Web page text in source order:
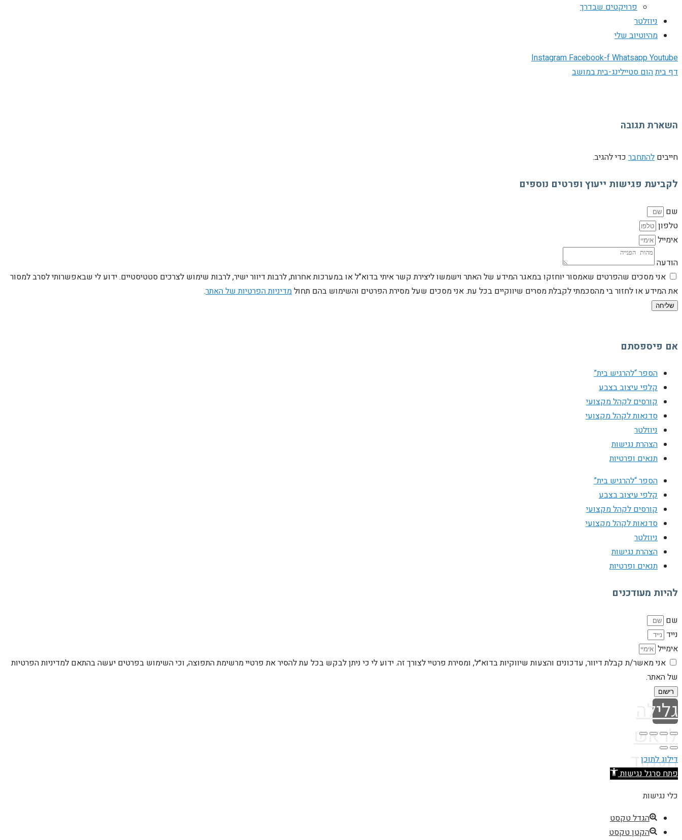
פרויקטים שבדרך
ניוזלטר
מהיוטיוב שלי
InstagramFacebook-fWhatsappYoutube
דף ביתהום סטיילינג-בית במושב
השארת תגובה
חייבים להתחבר כדי להגיב.
לקביעת פגישות ייעוץ ופרטים נוספים
שם
טלפון
אימייל
הודעה
אני מסכים שהפרטים שאמסור יוחזקו במאגר המידע של האתר וישמשו ליצירת קשר איתי בדוא"ל או במערכות אחרות, לרבות דיוור ישיר, לרבות שימוש לצרכים סטטיסטיים. ידוע לי שבאפשרותי לסרב למסור
את המידע או לחזור בי מהסכמתי לקבלת מסרים שיווקיים בכל עת. אני מסכים שעל מסירת הפרטים והשימוש בהם תחולמדיניות הפרטיות של האתר.
שליחה
אם פיספסתם
הספר “להרגיש בית”
קלפי עיצוב בצבע
קורסים לקהל מקצועי
סדנאות לקהל מקצועי
ניוזלטר
הצהרת נגישות
תנאים ופרטיות
הספר “להרגיש בית”
קלפי עיצוב בצבע
קורסים לקהל מקצועי
סדנאות לקהל מקצועי
ניוזלטר
הצהרת נגישות
תנאים ופרטיות
להיות מעודכנים
שם
נייד
אימייל
אני מאשר/ת קבלת דיוור, עדכונים והצעות שיווקיות בדוא״ל, ומסירת פרטיי לצורך זה. ידוע לי כי ניתן לבקש בכל עת להסיר את פרטיי מרשימת התפוצה, וכי השימוש בפרטים יעשה בהתאם למדיניות הפרטיות
של האתר.
רישום
גלילה
לראש
העמוד
דילוג לתוכן
פתח סרגל נגישות
כלי נגישות
הגדל טקסט
הקטן טקסט